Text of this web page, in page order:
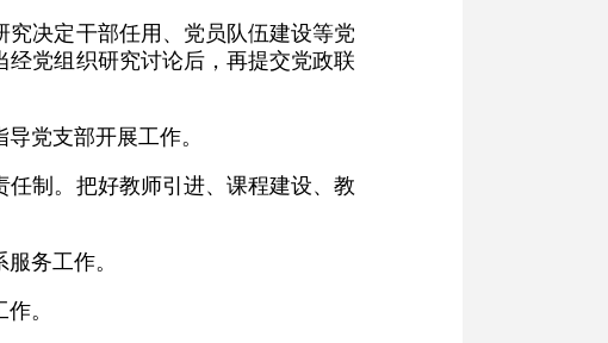
究决定干部任用、党员队伍建设等党
党组织研究讨论后，再提交党政联
党支部开展工作。
任制。把好教师引进、课程建设、教
务工作。
。